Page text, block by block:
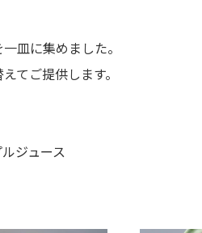
皿に集めました。
てご提供します。
ジュース